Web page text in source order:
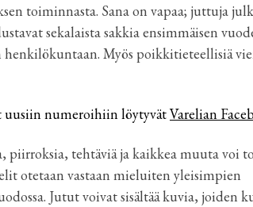
toiminnasta. Sana on vapaa; juttuja
sekalaista sakkia ensimmäisen
Myös poikkitieteellisiä
uusiin numeroihiin löytyvätVarelian
tehtäviä ja kaikkea muuta voi
otetaan vastaan mieluiten yleisimpien
Jutut voivat sisältää kuvia, joiden